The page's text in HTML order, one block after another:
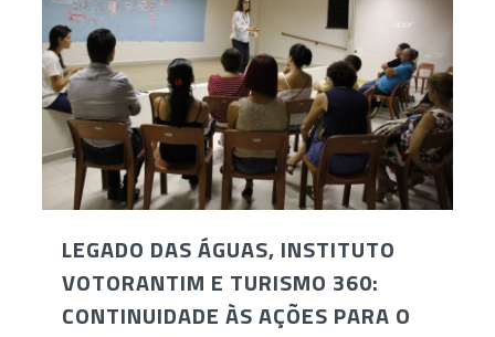
LEGADO DAS ÁGUAS, INSTITUTO
VOTORANTIM E TURISMO 360:
CONTINUIDADE ÀS AÇÕES PARA O